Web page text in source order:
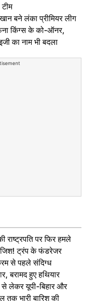
टीम
बने लंका प्रीमियर लीग
किंग्स के को-ऑनर,
का नाम भी बदला
राष्ट्रपति पर फिर हमले
ट्रंप के फंडरेजर
से पहले संदिग्ध
बरामद हुए हथियार
से लेकर यूपी-बिहार और
तक भारी बारिश की